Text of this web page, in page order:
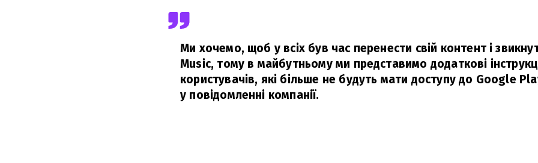
Ми хочемо, щоб у всіх був час перенести свій контент і
Music, тому в майбутньому ми представимо додаткові
користувачів, які більше не будуть мати доступу до Google
у повідомленні компанії.